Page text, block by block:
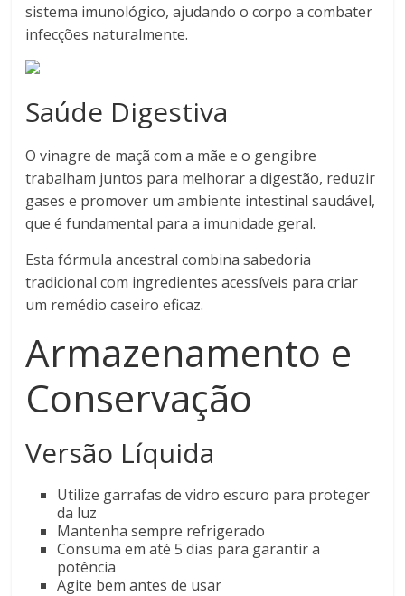
sistema imunológico, ajudando o corpo a combater
infecções naturalmente.
Saúde Digestiva
O vinagre de maçã com a mãe e o gengibre
trabalham juntos para melhorar a digestão, reduzir
gases e promover um ambiente intestinal saudável,
que é fundamental para a imunidade geral.
Esta fórmula ancestral combina sabedoria
tradicional com ingredientes acessíveis para criar
um remédio caseiro eficaz.
Armazenamento e
Conservação
Versão Líquida
Utilize garrafas de vidro escuro para proteger
da luz
Mantenha sempre refrigerado
Consuma em até 5 dias para garantir a
potência
Agite bem antes de usar